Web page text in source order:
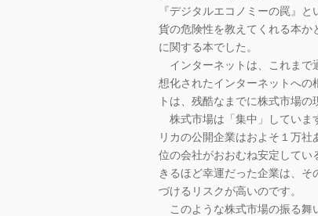
『デジタルエコノミーの罠』
貨の危険性を教えてくれる本か
に関する本でした。
インターネットは、これまで
想化されたインターネットへの
トは、残酷なまでに株式市場の
株式市場は「集中」していま
リカの公開企業はおよそ１万
位の会社がおおむね安定して
きるほど幸運だった企業は、
づけるリスクが高いのです。
このような株式市場の振る舞